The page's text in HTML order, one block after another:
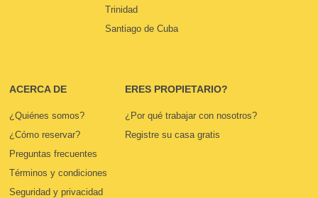
Trinidad
Santiago de Cuba
ACERCA DE
¿Quiénes somos?
¿Cómo reservar?
Preguntas frecuentes
Términos y condiciones
Seguridad y privacidad
ERES PROPIETARIO?
¿Por qué trabajar con nosotros?
Registre su casa gratis